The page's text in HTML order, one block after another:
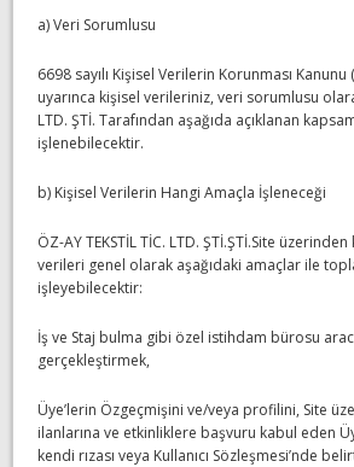
a) Veri Sorumlusu
6698 sayılı Kişisel Verilerin Korunması Kanunu
uyarınca kişisel verileriniz, veri sorumlusu
LTD. ŞTİ. Tarafından aşağıda açıklanan
işlenebilecektir.
b) Kişisel Verilerin Hangi Amaçla İşleneceği
ÖZ-AY TEKSTİL TİC. LTD. ŞTİ.ŞTİ.Site üzerinden
verileri genel olarak aşağıdaki amaçlar ile
işleyebilecektir:
İş ve Staj bulma gibi özel istihdam bürosu
gerçekleştirmek,
Üye’lerin Özgeçmişini ve/veya profilini, Site
ilanlarına ve etkinliklere başvuru kabul eden
kendi rızası veya Kullanıcı Sözleşmesi’nde